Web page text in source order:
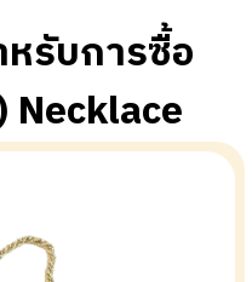
รับการซื้อ
Necklace